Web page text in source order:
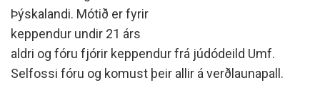
Þýskalandi. Mótið er fyrir
keppendur undir 21 árs
aldri og fóru fjórir keppendur frá júdódeild Umf.
Selfossi fóru og komust þeir allir á verðlaunapall.